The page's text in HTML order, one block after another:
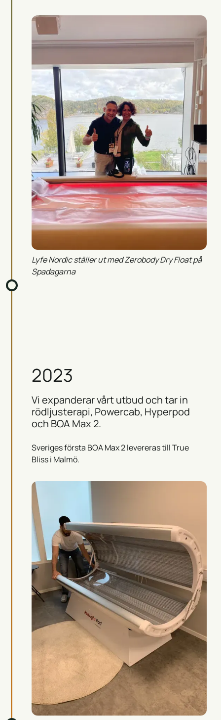
Lyfe Nordic ställer ut med Zerobody Dry Float på
Spadagarna
2023
Vi expanderar vårt utbud och tar in
rödljusterapi, Powercab, Hyperpod
och BOA Max 2.
Sveriges första BOA Max 2 levereras till True
Bliss i Malmö.